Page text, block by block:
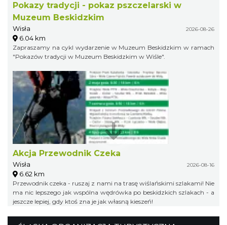
Pokazy tradycji - pokaz pszczelarski w
Muzeum Beskidzkim
Wisła 2026-08-26
6.04 km
Zapraszamy na cykl wydarzenie w Muzeum Beskidzkim w ramach
"Pokazów tradycji w Muzeum Beskidzkim w Wiśle".
Akcja Przewodnik Czeka
Wisła 2026-08-16
6.62 km
Przewodnik czeka - ruszaj z nami na trasę wiślańskimi szlakami! Nie
ma nic lepszego jak wspólna wędrówka po beskidzkich szlakach - a
jeszcze lepiej, gdy ktoś zna je jak własną kieszeń!